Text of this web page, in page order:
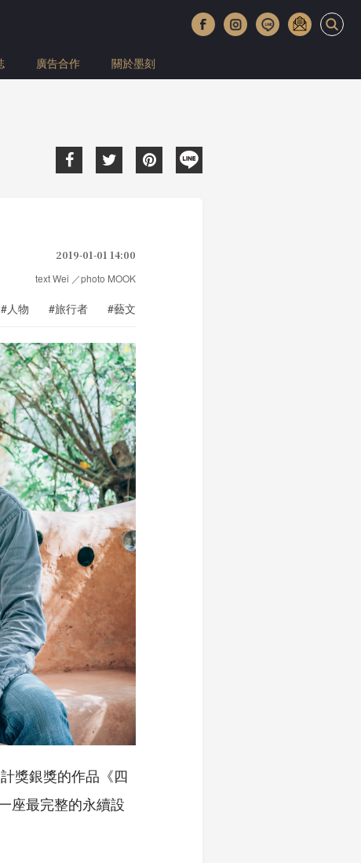
廣告合作 關於墨刻
2019-01-01 14:00
text Wei ／photo MOOK
#人物 #旅行者 #藝文
獎銀獎的作品《四
座最完整的永續設